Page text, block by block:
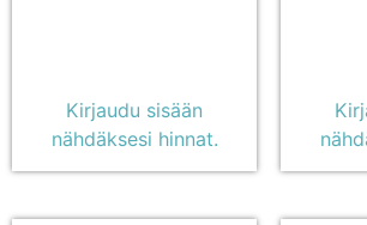
Kirjaudu sisään
nähdäksesi hinnat.